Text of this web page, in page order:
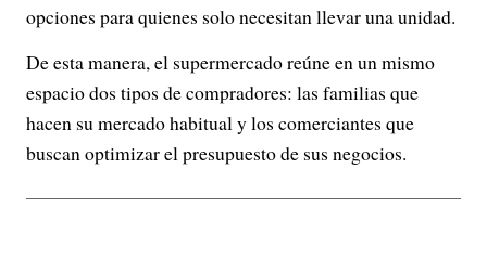
opciones para quienes solo necesitan llevar una unidad.
De esta manera, el supermercado reúne en un mismo
espacio dos tipos de compradores: las familias que
hacen su mercado habitual y los comerciantes que
buscan optimizar el presupuesto de sus negocios.